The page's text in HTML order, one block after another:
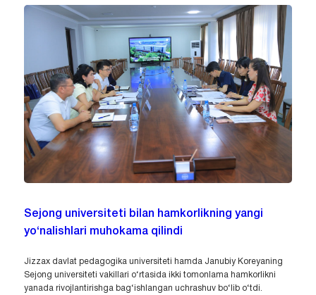
Sejong universiteti bilan hamkorlikning yangi
yo‘nalishlari muhokama qilindi
Jizzax davlat pedagogika universiteti hamda Janubiy Koreyaning
Sejong universiteti vakillari o‘rtasida ikki tomonlama hamkorlikni
yanada rivojlantirishga bag‘ishlangan uchrashuv bo‘lib o‘tdi.